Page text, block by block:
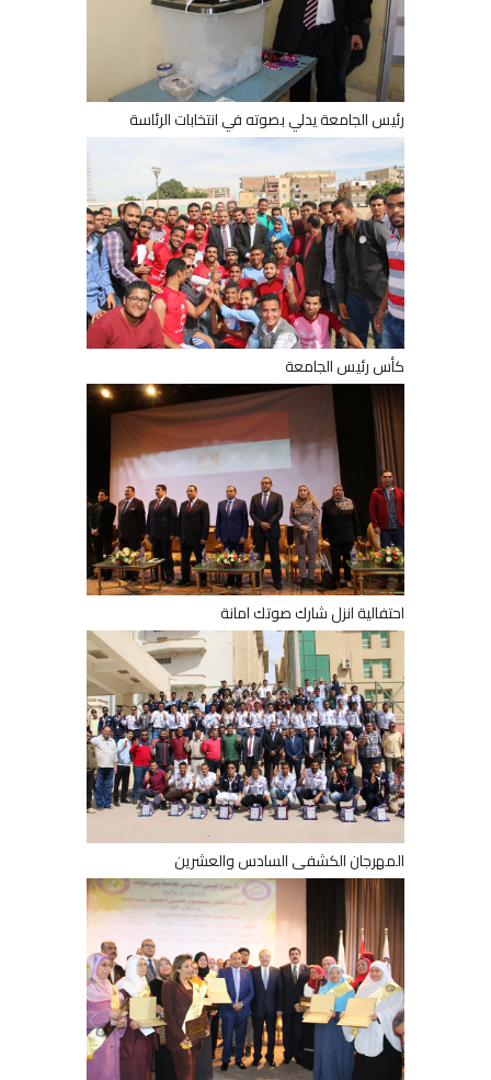
رئيس الجامعة يدلي بصوته في انتخابات الرئاسة
كأس رئيس الجامعة
احتفالية انزل شارك صوتك امانة
المهرجان الكشفى السادس والعشرين